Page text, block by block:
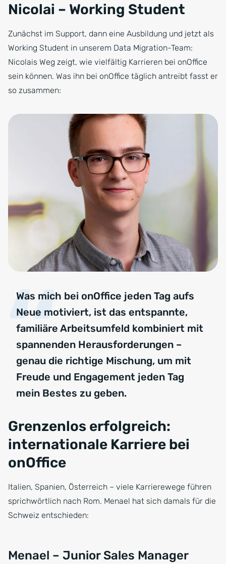
Nicolai – Working Student
Zunächst im Support, dann eine Ausbildung und jetzt als
Working Student in unserem Data Migration-Team:
Nicolais Weg zeigt, wie vielfältig Karrieren bei onOffice
sein können. Was ihn bei onOffice täglich antreibt fasst er
so zusammen:
Was mich bei onOffice jeden Tag aufs
Neue motiviert, ist das entspannte,
familiäre Arbeitsumfeld kombiniert mit
spannenden Herausforderungen –
genau die richtige Mischung, um mit
Freude und Engagement jeden Tag
mein Bestes zu geben.
Grenzenlos erfolgreich:
internationale Karriere bei
onOffice
Italien, Spanien, Österreich – viele Karrierewege führen
sprichwörtlich nach Rom. Menael hat sich damals für die
Schweiz entschieden:
Menael – Junior Sales Manager